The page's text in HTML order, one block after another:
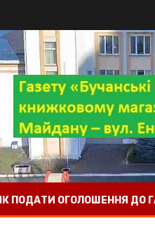
ПОДАТИ ОГОЛОШЕННЯ ДО